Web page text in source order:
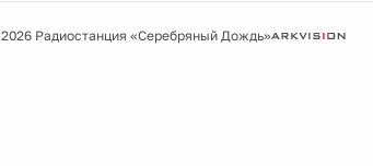
2026 Радиостанция «Серебряный Дождь»